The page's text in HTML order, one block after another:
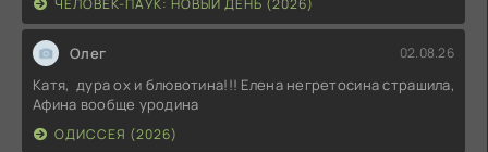
ЧЕЛОВЕК-ПАУК: НОВЫЙ ДЕНЬ (2026)
Олег 02.08.26
Катя, дура ох и блювотина!!! Елена негретосина страшила,
Афина вообще уродина
ОДИССЕЯ (2026)